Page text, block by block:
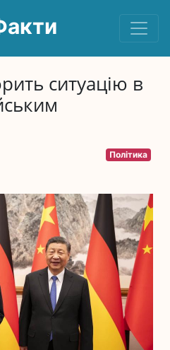
ситуацію в
Політика